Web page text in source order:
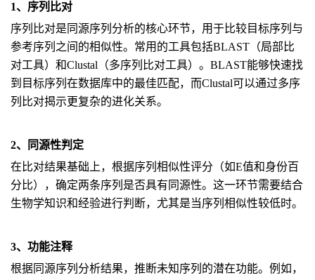
1、序列比对
序列比对是同源序列分析的核心环节，用于比较目标序列与
参考序列之间的相似性。常用的工具包括BLAST（局部比
对工具）和Clustal（多序列比对工具）。BLAST能够快速找
到目标序列在数据库中的最佳匹配，而Clustal可以通过多序
列比对揭示更复杂的进化关系。
2、同源性判定
在比对结果基础上，根据序列相似性评分（如E值和身份百
分比），确定两条序列是否具有同源性。这一环节需要结合
生物学知识和经验进行判断，尤其是当序列相似性较低时。
3、功能注释
根据同源序列分析结果，推断未知序列的潜在功能。例如，